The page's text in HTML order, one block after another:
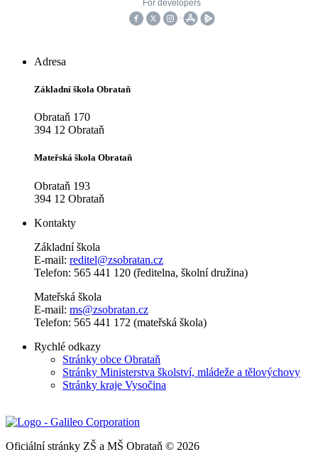
Adresa
Základní škola Obrataň
Obrataň 170
394 12 Obrataň
Mateřská škola Obrataň
Obrataň 193
394 12 Obrataň
Kontakty
Základní škola
E-mail: reditel@zsobratan.cz
Telefon: 565 441 120 (ředitelna, školní družina)
Mateřská škola
E-mail: ms@zsobratan.cz
Telefon: 565 441 172 (mateřská škola)
Rychlé odkazy
Stránky obce Obrataň
Stránky Ministerstva školství, mládeže a tělovýchovy
Stránky kraje Vysočina
Oficiální stránky ZŠ a MŠ Obrataň © 2026